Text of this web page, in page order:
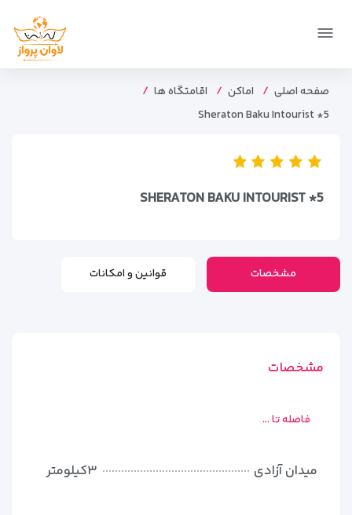
صفحه اصلی اماکن
اقامتگاه ها
Sheraton Baku Intourist *5
SHERATON BAKU INTOURIST *5
مشخصات قوانین و امکانات
مشخصات
فاصله تا ...
میدان آزادی ۳کیلومتر